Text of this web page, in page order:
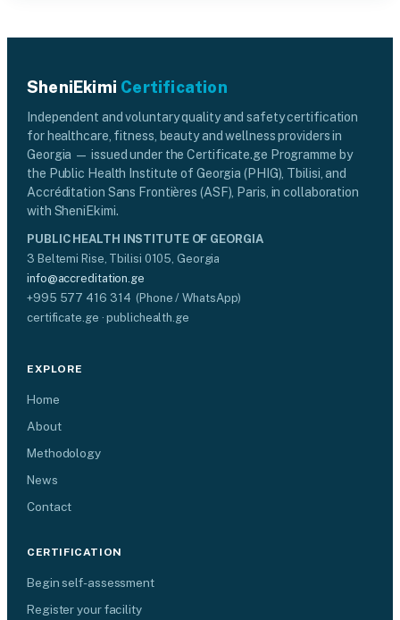
SheniEkimi Certification
Independent and voluntary quality and safety certification
for healthcare, fitness, beauty and wellness providers in
Georgia — issued under the Certificate.ge Programme by
the Public Health Institute of Georgia (PHIG), Tbilisi, and
Accréditation Sans Frontières (ASF), Paris, in collaboration
with SheniEkimi.
PUBLIC HEALTH INSTITUTE OF GEORGIA
3 Beltemi Rise, Tbilisi 0105, Georgia
info@accreditation.ge
+995 577 416 314 (Phone / WhatsApp)
certificate.ge · publichealth.ge
EXPLORE
Home
About
Methodology
News
Contact
CERTIFICATION
Begin self-assessment
Register your facility